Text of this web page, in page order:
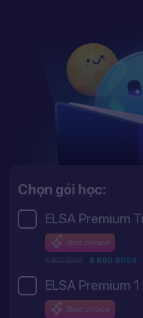
Chọn gói học:
ELSA Premium
Best choice
8.800.000đ 8.800.000đ
ELSA Premium 1
Best choice